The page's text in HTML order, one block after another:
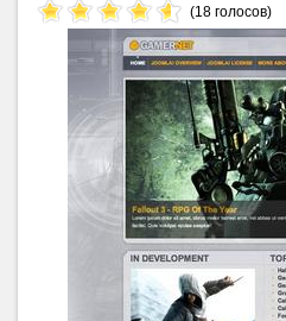
(18 голосов)